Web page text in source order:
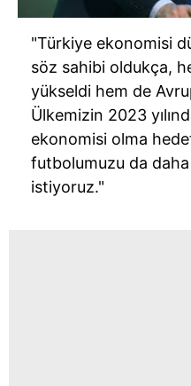
"Türkiye ekonomisi
söz sahibi oldukça,
yükseldi hem de
Ülkemizin 2023
ekonomisi olma
futbolumuzu da daha
istiyoruz."